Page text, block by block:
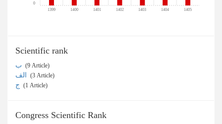
1399 1400 1401 1402 1403 1404 1405
0
Scientific rank
‎ (9 Article)
‎ (3 Article)
‎ (1 Article)
Congress Scientific Rank